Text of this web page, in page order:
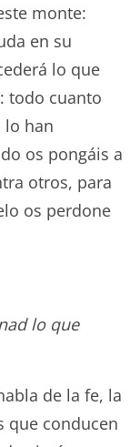
monte:
en su
lo que
todo cuanto
lo han
os pongáis a
otros, para
os perdone
lo que
de la fe, la
que conducen